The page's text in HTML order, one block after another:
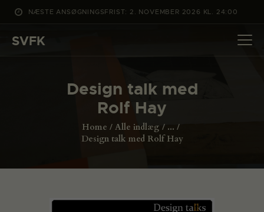
NÆSTE ANSØGNINGSFRIST: 2. NOVEMBER 2026 KL. 24:00
SVFK
Design talk med
Rolf Hay
Home Alle indlæg
...
Design talk med Rolf Hay
DET SKER
PROJEKTER
ANSØG